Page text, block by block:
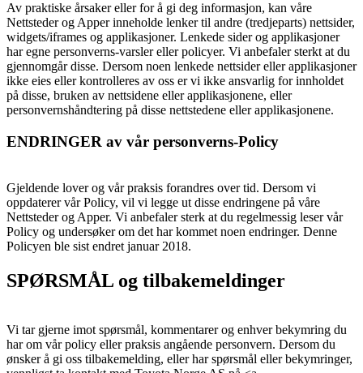
Av praktiske årsaker eller for å gi deg informasjon, kan våre
Nettsteder og Apper inneholde lenker til andre (tredjeparts) nettsider,
widgets/iframes og applikasjoner. Lenkede sider og applikasjoner
har egne personverns-varsler eller policyer. Vi anbefaler sterkt at du
gjennomgår disse. Dersom noen lenkede nettsider eller applikasjoner
ikke eies eller kontrolleres av oss er vi ikke ansvarlig for innholdet
på disse, bruken av nettsidene eller applikasjonene, eller
personvernshåndtering på disse nettstedene eller applikasjonene.
ENDRINGER av vår personverns-Policy
Gjeldende lover og vår praksis forandres over tid. Dersom vi
oppdaterer vår Policy, vil vi legge ut disse endringene på våre
Nettsteder og Apper. Vi anbefaler sterk at du regelmessig leser vår
Policy og undersøker om det har kommet noen endringer. Denne
Policyen ble sist endret januar 2018.
SPØRSMÅL og tilbakemeldinger
Vi tar gjerne imot spørsmål, kommentarer og enhver bekymring du
har om vår policy eller praksis angående personvern. Dersom du
ønsker å gi oss tilbakemelding, eller har spørsmål eller bekymringer,